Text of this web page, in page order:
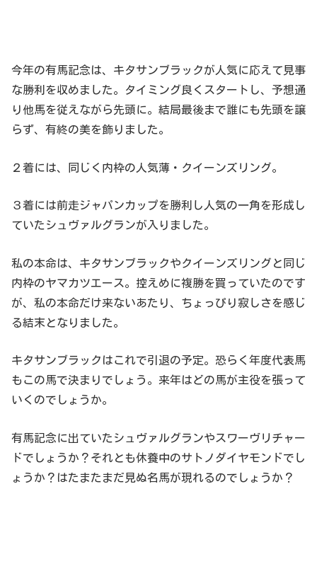
今年の有馬記念は、キタサンブラックが人気に応えて見事
な勝利を収めました。タイミング良くスタートし、予想通
り他馬を従えながら先頭に。結局最後まで誰にも先頭を譲
らず、有終の美を飾りました。
２着には、同じく内枠の人気薄・クイーンズリング。
３着には前走ジャパンカップを勝利し人気の一角を形成し
ていたシュヴァルグランが入りました。
私の本命は、キタサンブラックやクイーンズリングと同じ
内枠のヤマカツエース。控えめに複勝を買っていたのです
が、私の本命だけ来ないあたり、ちょっぴり寂しさを感じ
る結末となりました。
キタサンブラックはこれで引退の予定。恐らく年度代表馬
もこの馬で決まりでしょう。来年はどの馬が主役を張って
いくのでしょうか。
有馬記念に出ていたシュヴァルグランやスワーヴリチャー
ドでしょうか？それとも休養中のサトノダイヤモンドでし
ょうか？はたまたまだ見ぬ名馬が現れるのでしょうか？